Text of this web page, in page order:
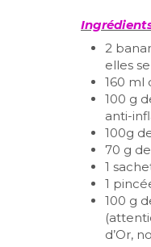
2
elles
160 ml
100 g
anti-
100g
70 g
1
1
100 g
d’Or,